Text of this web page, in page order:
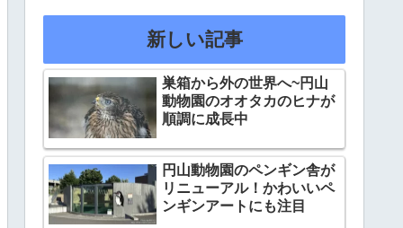
新しい記事
巣箱から外の世界へ~円山
動物園のオオタカのヒナが
順調に成長中
円山動物園のペンギン舎が
リニューアル！かわいいペ
ンギンアートにも注目